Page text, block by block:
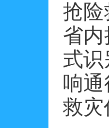
抢
省
式
响
救灾